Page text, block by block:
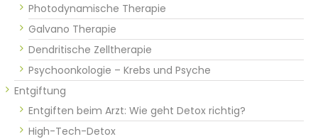
Photodynamische Therapie
Galvano Therapie
Dendritische Zelltherapie
Psychoonkologie – Krebs und Psyche
Entgiftung
Entgiften beim Arzt: Wie geht Detox richtig?
High-Tech-Detox